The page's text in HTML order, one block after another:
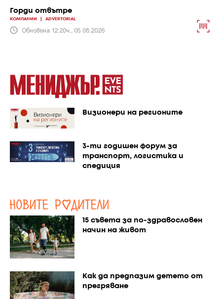
Горди отвътре
КОМПАНИИ ADVERTORIAL
Обновена 12:20ч., 05.08.2026
Визионери на регионите
3-ти годишен форум за
транспорт, логистика и
спедиция
15 съвета за по-здравословен
начин на живот
Как да предпазим детето от
прегряване